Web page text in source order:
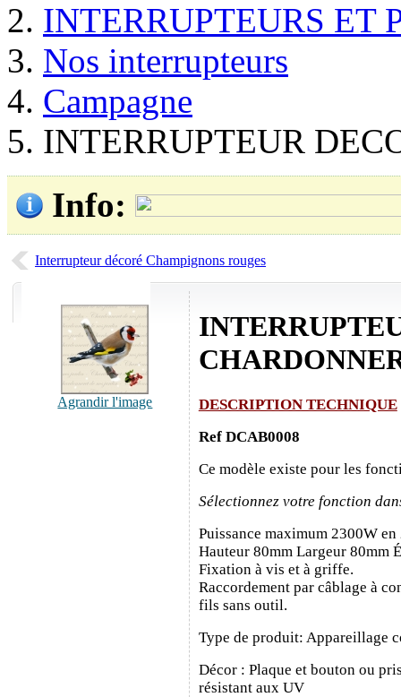
INTERRUPTEURS ET
Nos interrupteurs
Campagne
INTERRUPTEUR
Info:
Interrupteur décoré Champignons rouges
Agrandir l'image
DESCRIPTION TECHNIQUE
Ref DCAB0008
Ce modèle existe pour les
Sélectionnez votre fonction
Puissance maximum 2300W
Hauteur 80mm Largeur 80mm
Fixation à vis et à griffe.
Raccordement par câblage à
fils sans outil.
Type de produit: Appareillage
Décor : Plaque et bouton ou
résistant aux UV